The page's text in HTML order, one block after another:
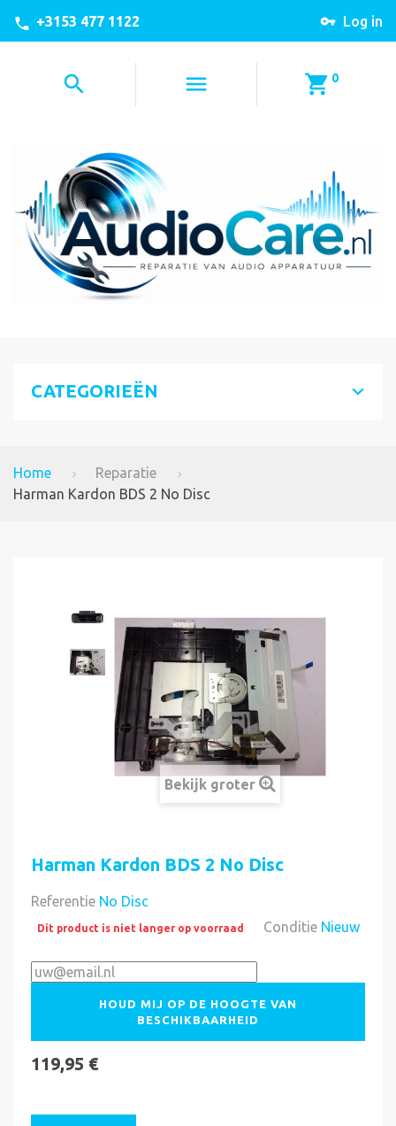
Log in
+3153 477 1122
0
CATEGORIEËN
Home
Reparatie
Harman Kardon BDS 2 No Disc
Bekijk groter
Harman Kardon BDS 2 No Disc
Referentie No Disc
Dit product is niet langer op voorraad Conditie Nieuw
HOUD MIJ OP DE HOOGTE VAN
BESCHIKBAARHEID
119,95 €